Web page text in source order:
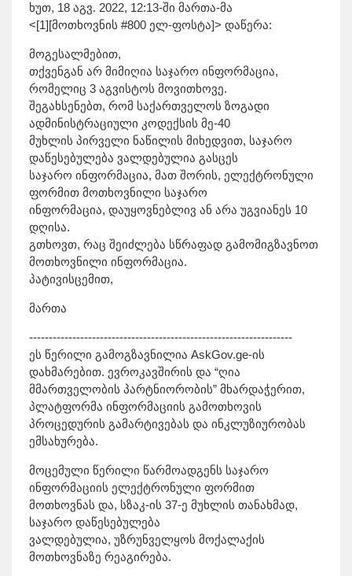
ხუთ, 18 აგვ. 2022, 12:13-ში მართა-მა
<[1][მოთხოვნის #800 ელ-ფოსტა]> დაწერა:
მოგესალმებით,
თქვენგან არ მიმიღია საჯარო ინფორმაცია,
რომელიც 3 აგვისტოს მოვითხოვე.
შეგახსენებთ, რომ საქართველოს ზოგადი
ადმინისტრაციული კოდექსის მე-40
მუხლის პირველი ნაწილის მიხედვით, საჯარო
დაწესებულება ვალდებულია გასცეს
საჯარო ინფორმაცია, მათ შორის, ელექტრონული
ფორმით მოთხოვნილი საჯარო
ინფორმაცია, დაუყოვნებლივ ან არა უგვიანეს 10
დღისა.
გთხოვთ, რაც შეიძლება სწრაფად გამომიგზავნოთ
მოთხოვნილი ინფორმაცია.
პატივისცემით,
მართა
-------------------------------------------------------------------
ეს წერილი გამოგზავნილია AskGov.ge-ის
დახმარებით. ევროკავშირის და “ღია
მმართველობის პარტნიორობის” მხარდაჭერით,
პლატფორმა ინფორმაციის გამოთხოვის
პროცედურის გამარტივებას და ინკლუზიურობას
ემსახურება.
მოცემული წერილი წარმოადგენს საჯარო
ინფორმაციის ელექტრონული ფორმით
მოთხოვნას და, სზაკ-ის 37-ე მუხლის თანახმად,
საჯარო დაწესებულება
ვალდებულია, უზრუნველყოს მოქალაქის
მოთხოვნაზე რეაგირება.